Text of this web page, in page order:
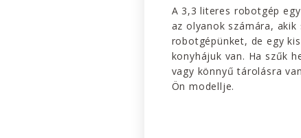
A 3,3 literes robotgép
az olyanok számára, akik
robotgépünket, de egy
konyhájuk van. Ha szűk
vagy könnyű tárolásra
Ön modellje.